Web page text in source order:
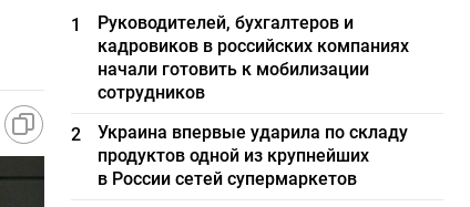
1
Руководителей, бухгалтеров и
кадровиков в российских компаниях
начали готовить к мобилизации
сотрудников
2
Украина впервые ударила по складу
продуктов одной из крупнейших
в России сетей супермаркетов